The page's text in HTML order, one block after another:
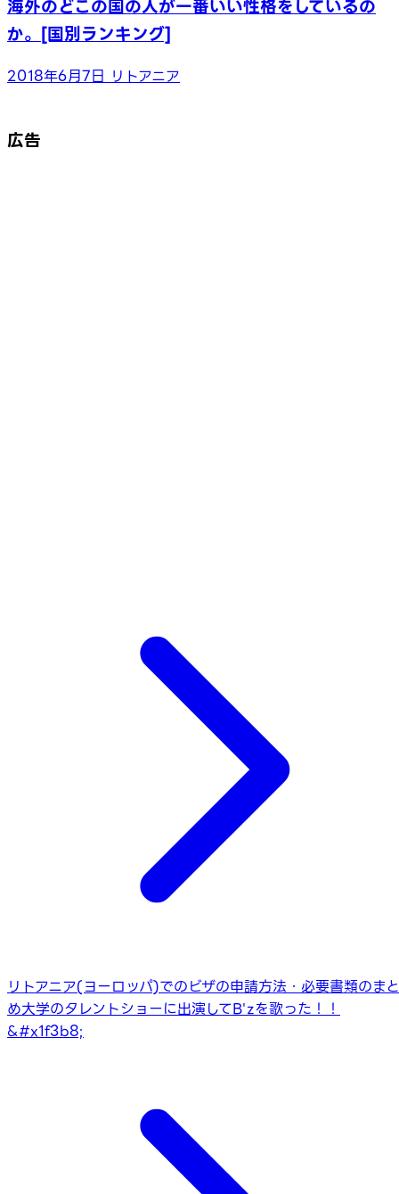
海外のどこの国の人が一番いい性格をしているの
か。[国別ランキング]
2018年6月7日 リトアニア
広告
リトアニア(ヨーロッパ)でのビザの申請方法・必要書類のまと
め大学のタレントショーに出演してB'zを歌った！！
&#x1f3b8;